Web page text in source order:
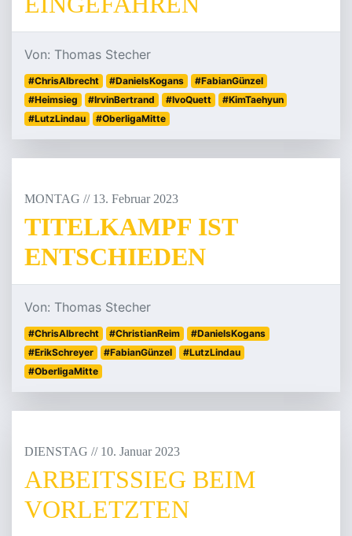
Von: Thomas Stecher
#ChrisAlbrecht #DanielsKogans
#FabianGünzel
#Heimsieg
#IrvinBertrand #IvoQuett
#KimTaehyun
#LutzLindau
#OberligaMitte
MONTAG // 13. Februar 2023
TITELKAMPF IST
ENTSCHIEDEN
Von: Thomas Stecher
#ChrisAlbrecht #ChristianReim
#DanielsKogans
#ErikSchreyer
#FabianGünzel
#LutzLindau
#OberligaMitte
DIENSTAG // 10. Januar 2023
ARBEITSSIEG BEIM
VORLETZTEN